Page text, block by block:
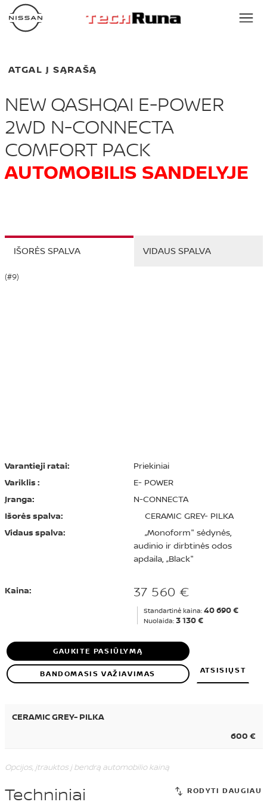
ATGAL Į SĄRAŠĄ
NEW QASHQAI E-POWER
2WD N-CONNECTA
COMFORT PACK
AUTOMOBILIS SANDELYJE
(#9)
IŠORĖS SPALVA VIDAUS SPALVA
Varantieji ratai:
Priekiniai
Variklis :
E- POWER
Įranga:
N-CONNECTA
Išorės spalva:
CERAMIC GREY- PILKA
Vidaus spalva:
„Monoform" sėdynės,
audinio ir dirbtinės odos
apdaila, „Black"
Kaina: 37 560 €
Standartinė kaina: 40 690 €
Nuolaida: 3 130 €
GAUKITE PASIŪLYMĄ
BANDOMASIS VAŽIAVIMAS ATSISIŲST
CERAMIC GREY- PILKA
600 €
Opcijos, įtrauktos į bendrą automobilio kainą
Techniniai